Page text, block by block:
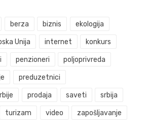
berza biznis ekologija
Unija internet konkurs
penzioneri poljoprivreda
preduzetnici
prodaja saveti srbija
turizam video zapošljavanje